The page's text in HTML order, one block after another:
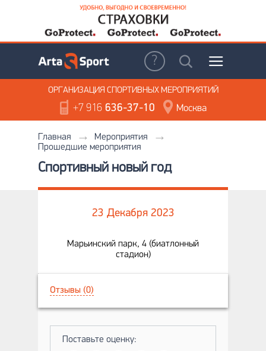
ОРГАНИЗАЦИЯ СПОРТИВНЫХ МЕРОПРИЯТИЙ
+7 916636-37-10 Москва
Главная
Мероприятия
Прошедшие мероприятия
Спортивный новый год
23 Декабря 2023
Марьинский парк, 4 (биатлонный
стадион)
Отзывы (0)
Поставьте оценку: